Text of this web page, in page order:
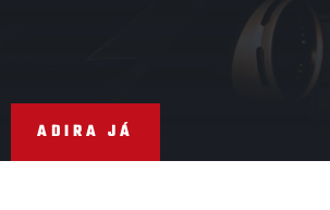
ADIRA JÁ